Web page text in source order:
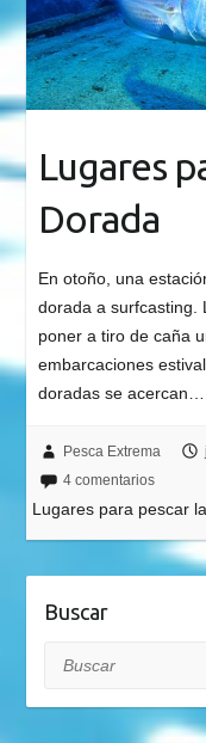
Lugares
Dorada
En otoño, una
dorada a surfcasting.
poner a tiro de caña
embarcaciones
doradas se acercan…
Pesca Extrema
4 comentarios
Lugares para pescar
Buscar
Buscar